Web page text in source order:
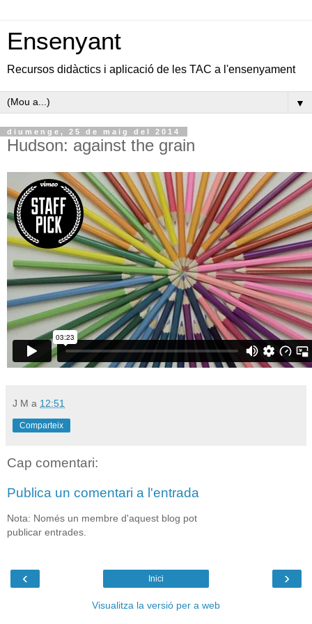
Ensenyant
Recursos didàctics i aplicació de les TAC a l'ensenyament
▼
diumenge, 25 de maig del 2014
Hudson: against the grain
J M a 12:51
Comparteix
Cap comentari:
Publica un comentari a l'entrada
Nota: Només un membre d'aquest blog pot
publicar entrades.
‹ ›
Inici
Visualitza la versió per a web